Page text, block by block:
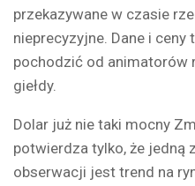
przekazywane w czasie
nieprecyzyjne. Dane i
pochodzić od animatorów
giełdy.
Dolar już nie taki mocny
potwierdza tylko, że jedną
obserwacji jest trend na